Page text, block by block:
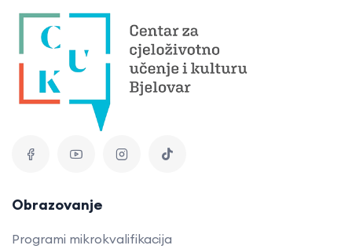
Obrazovanje
Programi mikrokvalifikacija